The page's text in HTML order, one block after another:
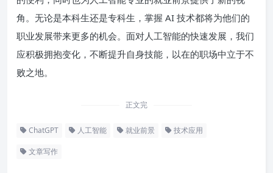
角。无论是本科生还是专科生，掌握 AI 技术都将为他们的
职业发展带来更多的机会。面对人工智能的快速发展，我们
应积极拥抱变化，不断提升自身技能，以在的职场中立于不
败之地。
正文完
ChatGPT 人工智能 就业前景 技术应用
文章写作